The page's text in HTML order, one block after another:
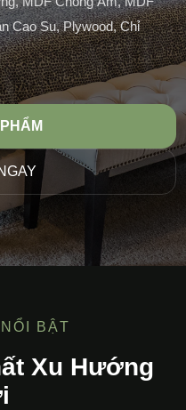
Cao Su, Plywood, Chỉ
BẬT
Xu Hướng